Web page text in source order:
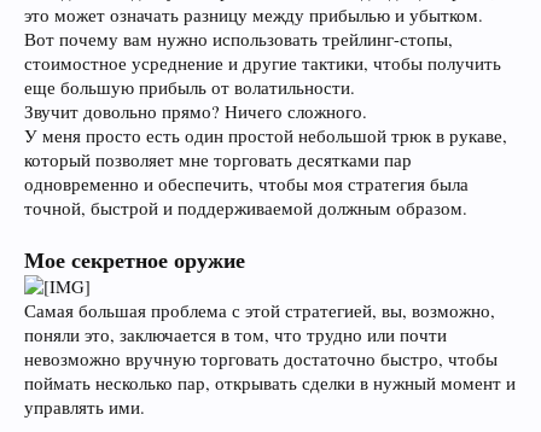
это может означать разницу между прибылью и убытком.
Вот почему вам нужно использовать трейлинг-стопы,
стоимостное усреднение и другие тактики, чтобы получить
еще большую прибыль от волатильности.
Звучит довольно прямо? Ничего сложного.
У меня просто есть один простой небольшой трюк в рукаве,
который позволяет мне торговать десятками пар
одновременно и обеспечить, чтобы моя стратегия была
точной, быстрой и поддерживаемой должным образом.
Мое секретное оружие
Самая большая проблема с этой стратегией, вы, возможно,
поняли это, заключается в том, что трудно или почти
невозможно вручную торговать достаточно быстро, чтобы
поймать несколько пар, открывать сделки в нужный момент и
управлять ими.